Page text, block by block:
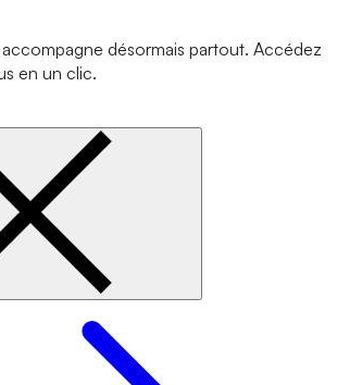
accompagne désormais partout. Accédez
en un clic.